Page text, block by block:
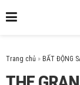
Trang chủ »